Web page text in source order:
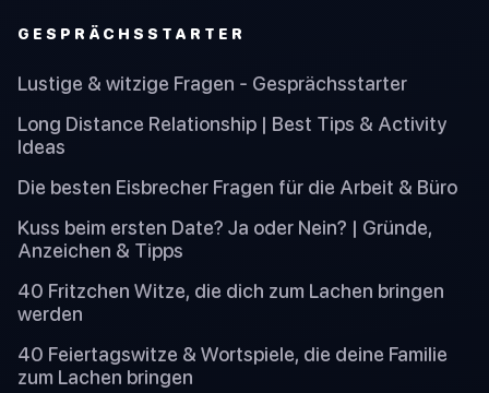
GESPRÄCHSSTARTER
Lustige & witzige Fragen - Gesprächsstarter
Long Distance Relationship | Best Tips & Activity
Ideas
Die besten Eisbrecher Fragen für die Arbeit & Büro
Kuss beim ersten Date? Ja oder Nein? | Gründe,
Anzeichen & Tipps
40 Fritzchen Witze, die dich zum Lachen bringen
werden
40 Feiertagswitze & Wortspiele, die deine Familie
zum Lachen bringen